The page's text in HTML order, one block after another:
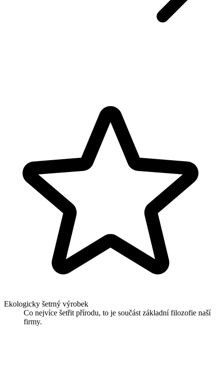
Ekologicky šetrný výrobek
Co nejvíce šetřit přírodu, to je součást základní filozofie naší
firmy.